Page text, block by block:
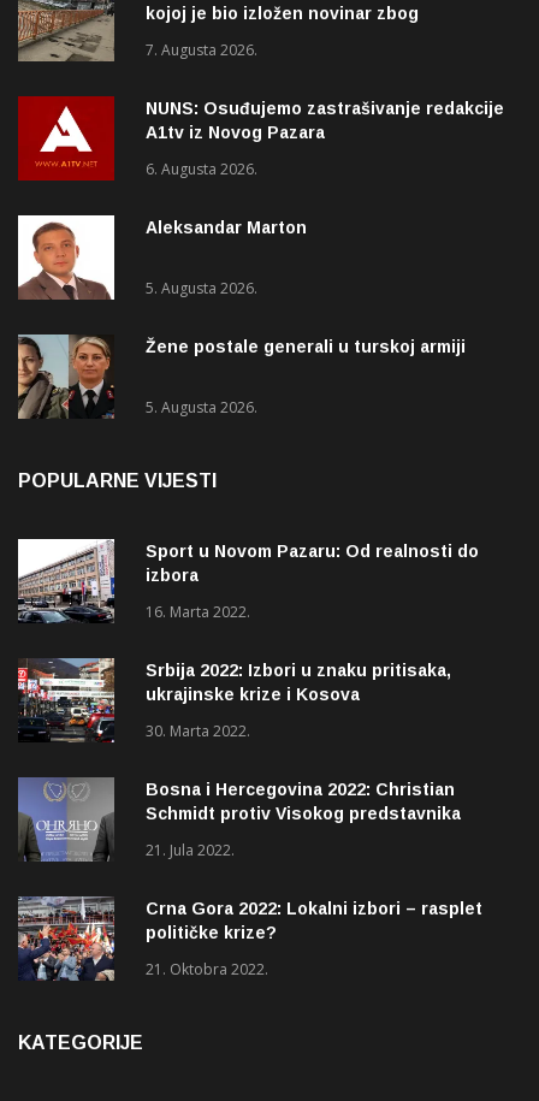
kojoj je bio izložen novinar zbog
7. Augusta 2026.
NUNS: Osuđujemo zastrašivanje redakcije
A1tv iz Novog Pazara
6. Augusta 2026.
Aleksandar Marton
5. Augusta 2026.
Žene postale generali u turskoj armiji
5. Augusta 2026.
POPULARNE VIJESTI
Sport u Novom Pazaru: Od realnosti do
izbora
16. Marta 2022.
Srbija 2022: Izbori u znaku pritisaka,
ukrajinske krize i Kosova
30. Marta 2022.
Bosna i Hercegovina 2022: Christian
Schmidt protiv Visokog predstavnika
21. Jula 2022.
Crna Gora 2022: Lokalni izbori – rasplet
političke krize?
21. Oktobra 2022.
KATEGORIJE